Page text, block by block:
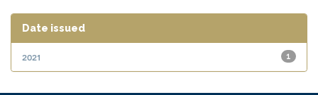
Date issued
1
2021